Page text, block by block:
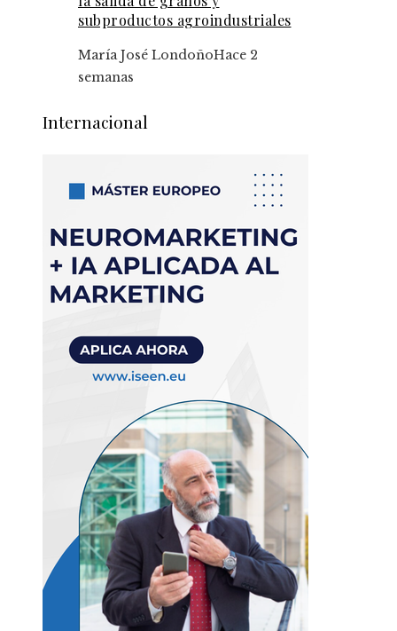
subproductos agroindustriales
María José LondoñoHace 2
semanas
Internacional